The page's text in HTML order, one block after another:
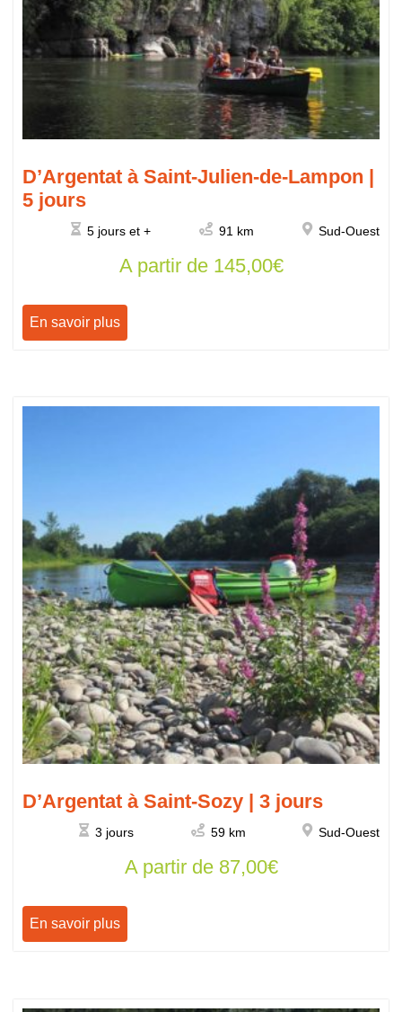
D’Argentat à Saint-Julien-de-Lampon |
5 jours
5 jours et + 91 km Sud-Ouest
A partir de 145,00€
En savoir plus
D’Argentat à Saint-Sozy | 3 jours
3 jours 59 km Sud-Ouest
A partir de 87,00€
En savoir plus